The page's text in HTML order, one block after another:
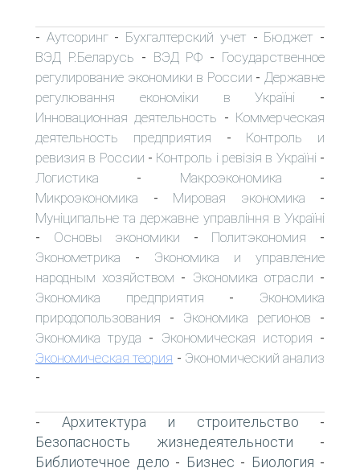
- Аутсоринг- Бухгалтерский учет - Бюджет -
ВЭД Р.Беларусь - ВЭД РФ - Государственное
регулирование экономики в России - Державне
регулювання економіки в Україні -
Инновационная деятельность - Коммерческая
деятельность предприятия - Контроль и
ревизия в России - Контроль і ревізія в Україні -
Логистика - Макроэкономика -
Микроэкономика - Мировая экономика -
Муніципальне та державне управління в Україні
- Основы экономики - Политэкономия -
Эконометрика - Экономика и управление
народным хозяйством - Экономика отрасли -
Экономика предприятия - Экономика
природопользования - Экономика регионов -
Экономика труда - Экономическая история -
Экономическая теория - Экономический анализ
-
- Архитектура и строительство -
Безопасность жизнедеятельности -
Библиотечное дело - Бизнес - Биология -